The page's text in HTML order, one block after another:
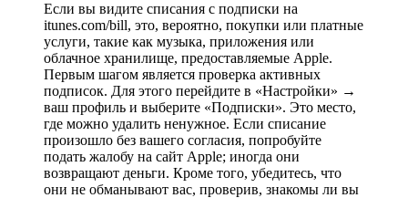
Если вы видите списания с подписки на
itunes.com/bill, это, вероятно, покупки или платные
услуги, такие как музыка, приложения или
облачное хранилище, предоставляемые Apple.
Первым шагом является проверка активных
подписок. Для этого перейдите в «Настройки» →
ваш профиль и выберите «Подписки». Это место,
где можно удалить ненужное. Если списание
произошло без вашего согласия, попробуйте
подать жалобу на сайт Apple; иногда они
возвращают деньги. Кроме того, убедитесь, что
они не обманывают вас, проверив, знакомы ли вы